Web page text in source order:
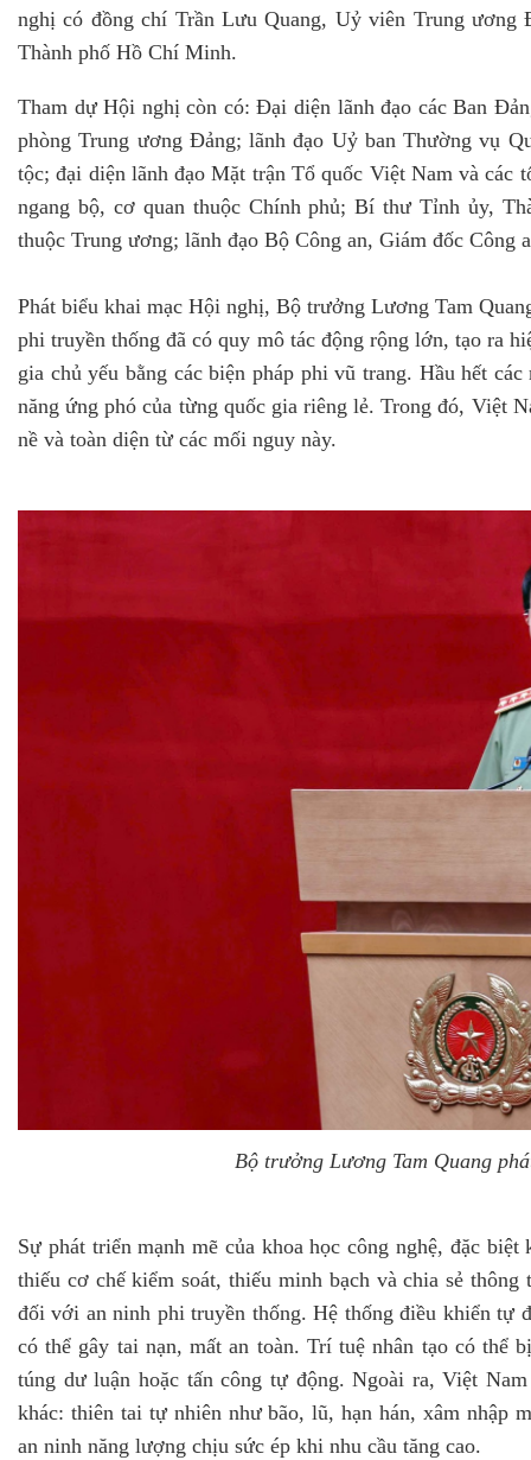
nghị có đồng chí Trần Lưu Quang, Uỷ viên Trung
Thành phố Hồ Chí Minh.
Tham dự Hội nghị còn có: Đại diện lãnh đạo các Ban
phòng Trung ương Đảng; lãnh đạo Uỷ ban Thường vụ
tộc; đại diện lãnh đạo Mặt trận Tổ quốc Việt Nam và các
ngang bộ, cơ quan thuộc Chính phủ; Bí thư Tỉnh ủy,
thuộc Trung ương; lãnh đạo Bộ Công an, Giám đốc
Phát biểu khai mạc Hội nghị, Bộ trưởng Lương Tam
phi truyền thống đã có quy mô tác động rộng lớn, tạo ra
gia chủ yếu bằng các biện pháp phi vũ trang. Hầu hết
năng ứng phó của từng quốc gia riêng lẻ. Trong đó, Việt
nề và toàn diện từ các mối nguy này.
Bộ trưởng Lương Tam Quang
Sự phát triển mạnh mẽ của khoa học công nghệ, đặc
thiếu cơ chế kiểm soát, thiếu minh bạch và chia sẻ
đối với an ninh phi truyền thống. Hệ thống điều khiển tự
có thể gây tai nạn, mất an toàn. Trí tuệ nhân tạo có thể
túng dư luận hoặc tấn công tự động. Ngoài ra, Việt
khác: thiên tai tự nhiên như bão, lũ, hạn hán, xâm nhập
an ninh năng lượng chịu sức ép khi nhu cầu tăng cao.